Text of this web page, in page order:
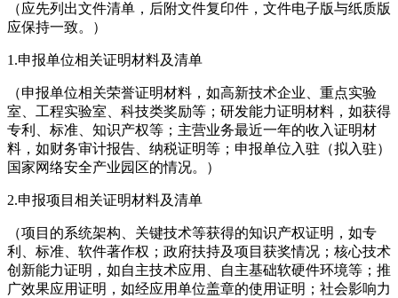
（应先列出文件清单，后附文件复印件，文件电子版与纸质版
应保持一致。）
1.申报单位相关证明材料及清单
（申报单位相关荣誉证明材料，如高新技术企业、重点实验
室、工程实验室、科技类奖励等；研发能力证明材料，如获得
专利、标准、知识产权等；主营业务最近一年的收入证明材
料，如财务审计报告、纳税证明等；申报单位入驻（拟入驻）
国家网络安全产业园区的情况。）
2.申报项目相关证明材料及清单
（项目的系统架构、关键技术等获得的知识产权证明，如专
利、标准、软件著作权；政府扶持及项目获奖情况；核心技术
创新能力证明，如自主技术应用、自主基础软硬件环境等；推
广效果应用证明，如经应用单位盖章的使用证明；社会影响力